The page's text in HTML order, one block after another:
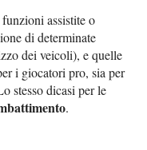
assistite o
di determinate
dei veicoli), e quelle
i giocatori pro, sia per
stesso dicasi per le
.